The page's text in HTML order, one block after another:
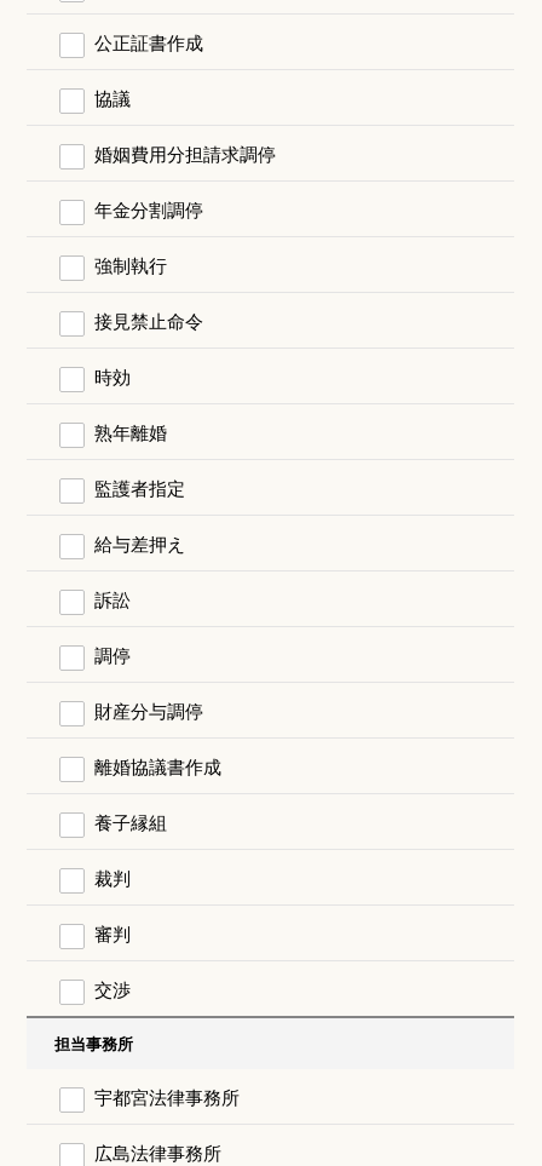
公正証書作成
協議
婚姻費用分担請求調停
年金分割調停
強制執行
接見禁止命令
時効
熟年離婚
監護者指定
給与差押え
訴訟
調停
財産分与調停
離婚協議書作成
養子縁組
裁判
審判
交渉
担当事務所
宇都宮法律事務所
広島法律事務所